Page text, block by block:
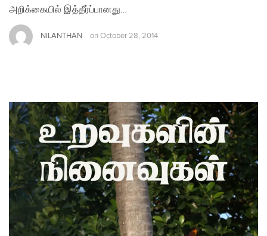
அறிக்கையில் இத்தீர்ப்பானது…
NILANTHAN on October 28, 2014